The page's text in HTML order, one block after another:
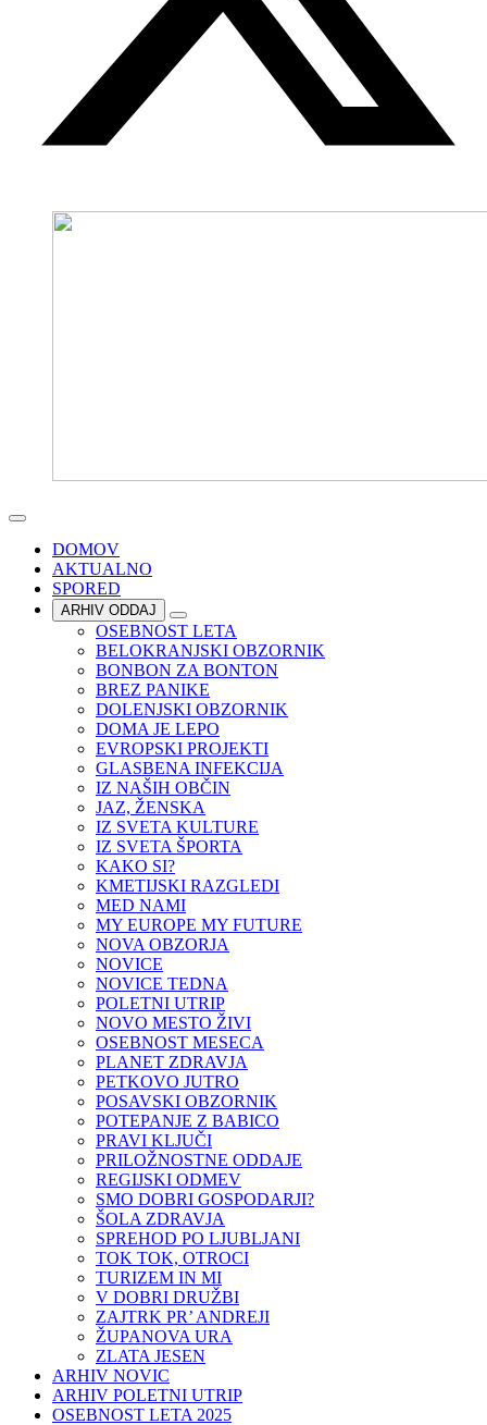
DOMOV
AKTUALNO
SPORED
ARHIV ODDAJ
OSEBNOST LETA
BELOKRANJSKI OBZORNIK
BONBON ZA BONTON
BREZ PANIKE
DOLENJSKI OBZORNIK
DOMA JE LEPO
EVROPSKI PROJEKTI
GLASBENA INFEKCIJA
IZ NAŠIH OBČIN
JAZ, ŽENSKA
IZ SVETA KULTURE
IZ SVETA ŠPORTA
KAKO SI?
KMETIJSKI RAZGLEDI
MED NAMI
MY EUROPE MY FUTURE
NOVA OBZORJA
NOVICE
NOVICE TEDNA
POLETNI UTRIP
NOVO MESTO ŽIVI
OSEBNOST MESECA
PLANET ZDRAVJA
PETKOVO JUTRO
POSAVSKI OBZORNIK
POTEPANJE Z BABICO
PRAVI KLJUČI
PRILOŽNOSTNE ODDAJE
REGIJSKI ODMEV
SMO DOBRI GOSPODARJI?
ŠOLA ZDRAVJA
SPREHOD PO LJUBLJANI
TOK TOK, OTROCI
TURIZEM IN MI
V DOBRI DRUŽBI
ZAJTRK PR’ ANDREJI
ŽUPANOVA URA
ZLATA JESEN
ARHIV NOVIC
ARHIV POLETNI UTRIP
OSEBNOST LETA 2025